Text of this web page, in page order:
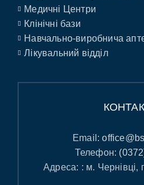
Медичні Центри
Клінічні бази
Навчально-виробнича
Лікувальний відділ
Email:
Телефон:
Адреса: : м. Чернівці,